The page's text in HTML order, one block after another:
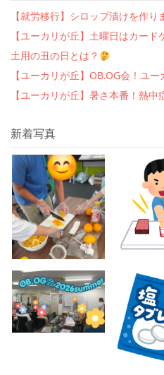
【就労移行】シロップ漬けを作り
【ユーカリが丘】土曜日はカード
土用の丑の日とは？
【ユーカリが丘】OB.OG会！ユ
【ユーカリが丘】暑さ本番！熱中
新着写真